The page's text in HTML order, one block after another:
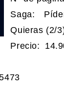
Saga:
Quieras (2/
Precio: